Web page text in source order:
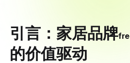
引言：家居品牌
的价值驱动